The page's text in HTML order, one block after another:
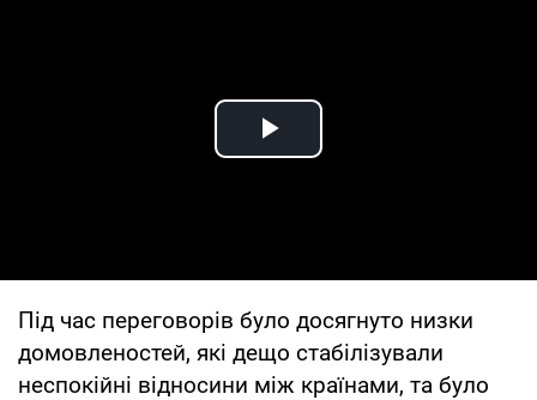
Play Video
Під час переговорів було досягнуто низки
домовленостей, які дещо стабілізували
неспокійні відносини між країнами, та було